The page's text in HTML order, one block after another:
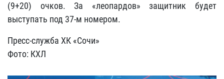
(9+20) очков. За «леопардов» защитник будет
выступать под 37-м номером.
Пресс-служба ХК «Сочи»
Фото: КХЛ